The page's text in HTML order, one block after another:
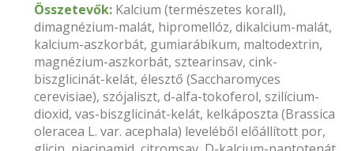
Összetevők: Kalcium (természetes korall),
dimagnézium-malát, hipromellóz, dikalcium-malát,
kalcium-aszkorbát, gumiarábikum, maltodextrin,
magnézium-aszkorbát, sztearinsav, cink-
biszglicinát-kelát, élesztő (Saccharomyces
cerevisiae), szójaliszt, d-alfa-tokoferol, szilícium-
dioxid, vas-biszglicinát-kelát, kelkáposzta (Brassica
oleracea L. var. acephala) leveléből előállított por,